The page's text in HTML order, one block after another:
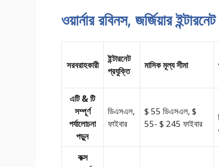
ওয়ার্নার রবিনস, জর্জিয়ার
সরবরাহকারী
ইন্টারনেট
প্রযুক্তি
মাসিক মূল্য সীমা
এটি & টি
সম্পূর্ণ
পর্যালোচনা
পড়ুন
ডিএসএল,
ফাইবার
$ 55 ডিএসএল, $
55- $ 245 ফাইবার
কক্স